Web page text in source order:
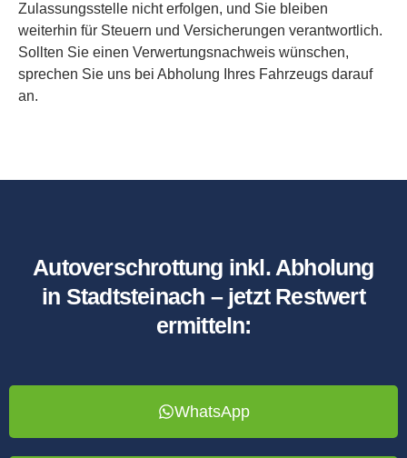
Zulassungsstelle nicht erfolgen, und Sie bleiben
weiterhin für Steuern und Versicherungen verantwortlich.
Sollten Sie einen Verwertungsnachweis wünschen,
sprechen Sie uns bei Abholung Ihres Fahrzeugs darauf
an.
Autoverschrottung inkl. Abholung
in Stadtsteinach – jetzt Restwert
ermitteln:
WhatsApp